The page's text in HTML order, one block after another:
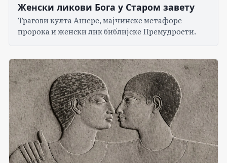
Женски ликови Бога у Старом завету
Трагови култа Ашере, мајчинске метафоре
пророка и женски лик библијске Премудрости.